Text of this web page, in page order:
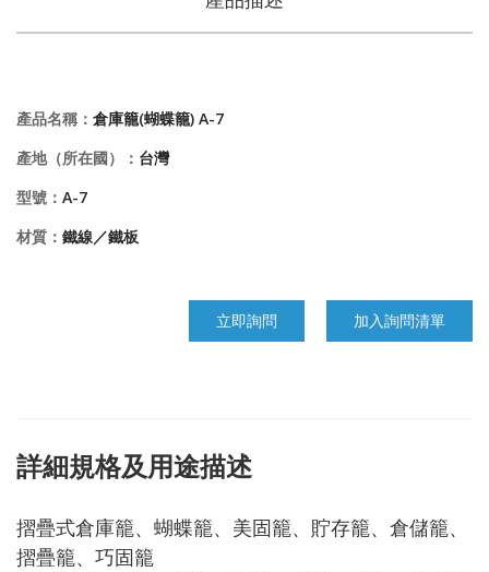
產品名稱： 倉庫籠(蝴蝶籠) A-7
產地（所在國）： 台灣
型號： A-7
材質： 鐵線／鐵板
立即詢問 加入詢問清單
詳細規格及用途描述
摺疊式倉庫籠、蝴蝶籠、美固籠、貯存籠、倉儲籠、
摺疊籠、巧固籠